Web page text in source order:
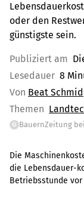
oder den
günstigste sein.
Publiziert am
Lesedauer 8
Von Beat Schmid
Themen
G BauernZeitung
Die
die Lebensdauer-
Betriebsstunde